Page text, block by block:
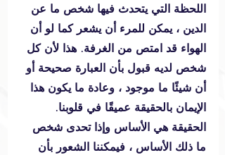
اللحظة التي يتحدث فيها شخص ما عن
الدين ، يمكن للمرء أن يشعر كما لو أن
الهواء قد امتص من الغرفة. هذا لأن كل
شخص لديه قبول بأن العبارة صحيحة أو
أن شيئًا ما موجود ، وعادة ما يكون هذا
الإيمان بالحقيقة عميقًا في قلوبنا.
الحقيقة هي الأساس وإذا تحدى شخص
ما ذلك الأساس ، فيمكننا الشعور بأن